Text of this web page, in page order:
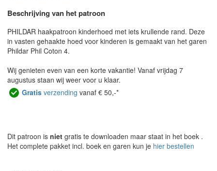
Beschrijving van het patroon
PHILDAR haakpatroon kinderhoed met iets krullende rand. Deze
in vasten gehaakte hoed voor kinderen is gemaakt van het garen
Phildar Phil Coton 4.
Wij genieten even van een korte vakantie! Vanaf vrijdag 7
augustus staan wij weer voor u klaar.
Gratis verzending vanaf € 50,-*
Dit patroon is niet gratis te downloaden maar staat in het boek .
Het complete pakket incl. boek en garen kun je hier bestellen